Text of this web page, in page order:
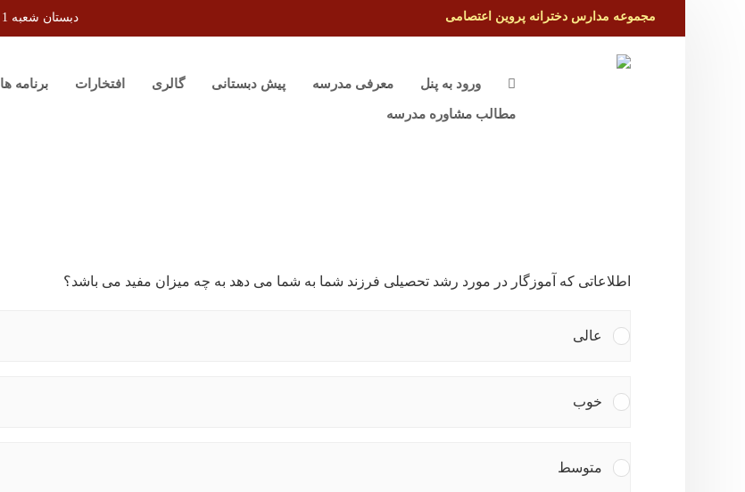
مجموعه مدارس دخترانه پروین اعتصامی دبستان شعبه 1 :
ورود به پنل معرفی مدرسه پیش دبستانی گالری افتخارات برنامه ها
مطالب مشاوره مدرسه
اطلاعاتی که آموزگار در مورد رشد تحصیلی فرزند شما به شما می دهد به چه میزان مفید می باشد؟
عالی
خوب
متوسط